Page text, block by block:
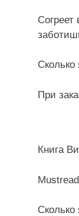
Согреет
Сколько
При
Книга
Сколько